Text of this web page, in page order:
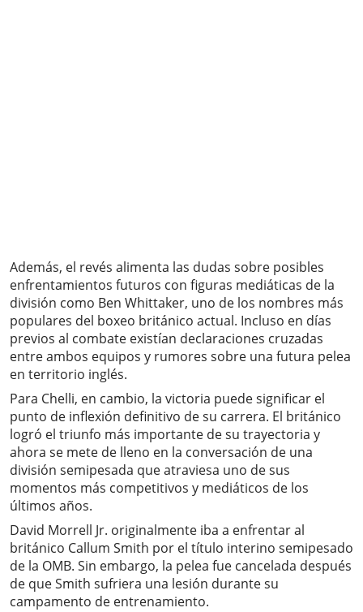
Además, el revés alimenta las dudas sobre posibles
enfrentamientos futuros con figuras mediáticas de la
división como Ben Whittaker, uno de los nombres más
populares del boxeo británico actual. Incluso en días
previos al combate existían declaraciones cruzadas
entre ambos equipos y rumores sobre una futura pelea
en territorio inglés.
Para Chelli, en cambio, la victoria puede significar el
punto de inflexión definitivo de su carrera. El británico
logró el triunfo más importante de su trayectoria y
ahora se mete de lleno en la conversación de una
división semipesada que atraviesa uno de sus
momentos más competitivos y mediáticos de los
últimos años.
David Morrell Jr. originalmente iba a enfrentar al
británico Callum Smith por el título interino semipesado
de la OMB. Sin embargo, la pelea fue cancelada después
de que Smith sufriera una lesión durante su
campamento de entrenamiento.